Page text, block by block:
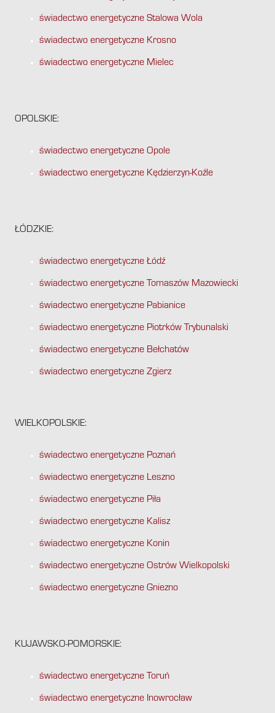
świadectwo energetyczne Stalowa Wola
świadectwo energetyczne Krosno
świadectwo energetyczne Mielec
OPOLSKIE:
świadectwo energetyczne Opole
świadectwo energetyczne Kędzierzyn-Koźle
ŁÓDZKIE:
świadectwo energetyczne Łódź
świadectwo energetyczne Tomaszów Mazowiecki
świadectwo energetyczne Pabianice
świadectwo energetyczne Piotrków Trybunalski
świadectwo energetyczne Bełchatów
świadectwo energetyczne Zgierz
WIELKOPOLSKIE:
świadectwo energetyczne Poznań
świadectwo energetyczne Leszno
świadectwo energetyczne Piła
świadectwo energetyczne Kalisz
świadectwo energetyczne Konin
świadectwo energetyczne Ostrów Wielkopolski
świadectwo energetyczne Gniezno
KUJAWSKO-POMORSKIE:
świadectwo energetyczne Toruń
świadectwo energetyczne Inowrocław